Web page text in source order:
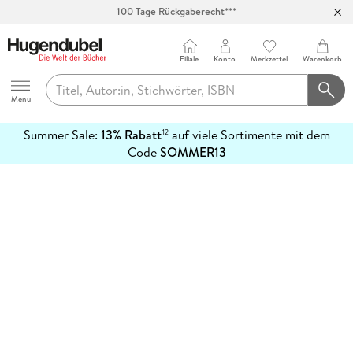
100 Tage Rückgaberecht***
Hugendubel
Menu
Filiale Konto Merkzettel Warenkorb
Summer Sale: 13% Rabatt12auf viele Sortimente mit dem
CodeSOMMER13
erfahren